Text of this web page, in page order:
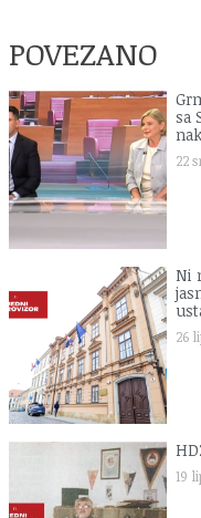
POVEZANO
sa
22
Ni
26
19